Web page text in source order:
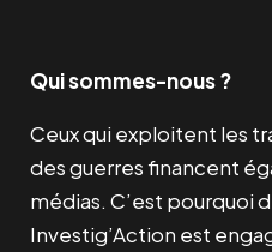
Qui sommes-nous ?
Ceux qui exploitent les
des guerres financent
médias. C’est pourquoi
Investig’Action est